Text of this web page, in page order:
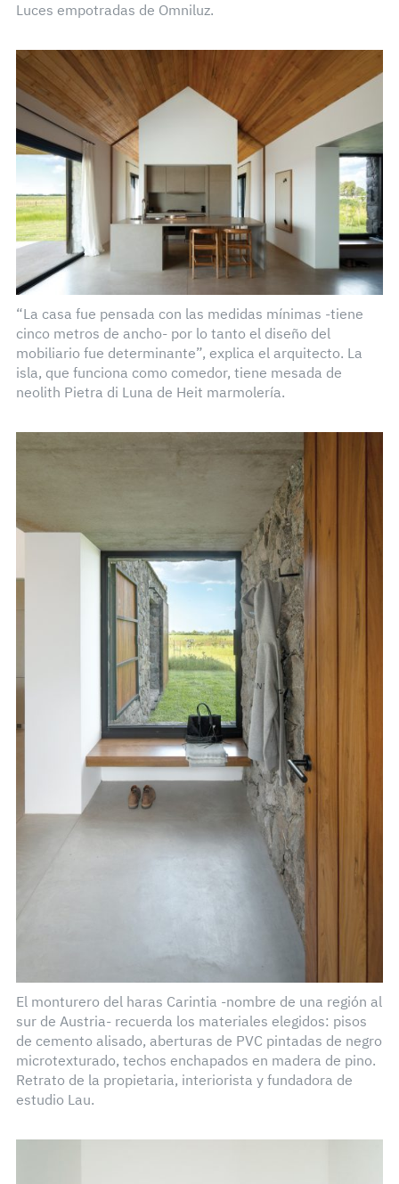
Luces empotradas de Omniluz.
“La casa fue pensada con las medidas mínimas -tiene
cinco metros de ancho- por lo tanto el diseño del
mobiliario fue determinante”, explica el arquitecto. La
isla, que funciona como comedor, tiene mesada de
neolith Pietra di Luna de Heit marmolería.
El monturero del haras Carintia -nombre de una región al
sur de Austria- recuerda los materiales elegidos: pisos
de cemento alisado, aberturas de PVC pintadas de negro
microtexturado, techos enchapados en madera de pino.
Retrato de la propietaria, interiorista y fundadora de
estudio Lau.